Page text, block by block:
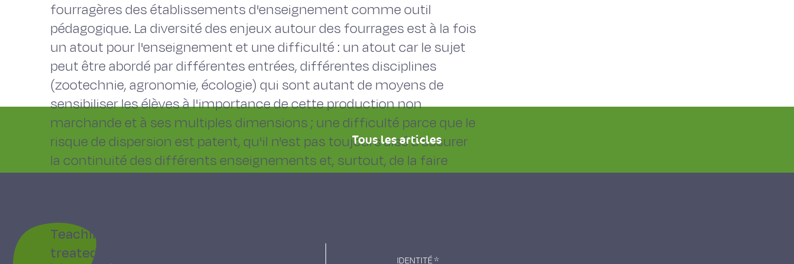
fourragères des établissements d'enseignement comme outil
pédagogique. La diversité des enjeux autour des fourrages est à la fois
un atout pour l'enseignement et une difficulté : un atout car le sujet
peut être abordé par différentes entrées, différentes disciplines
(zootechnie, agronomie, écologie) qui sont autant de moyens de
sensibiliser les élèves à l'importance de cette production non
marchande et à ses multiples dimensions ; une difficulté parce que le
risque de dispersion est patent, qu'il n'est pas toujours aisé d'assurer
la continuité des différents enseignements et, surtout, de la faire
percevoir aux élèves.
Teaching and training in the sphere of forages. Problems to be
treated and analysis of current practices
Tous les articles
IDENTITÉ*